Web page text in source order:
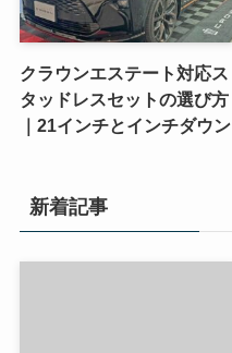
クラウンエステート対応ス
タッドレスセットの選び方
｜21インチとインチダウン
新着記事